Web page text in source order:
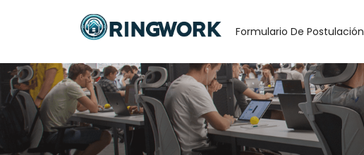
Formulario De Postulación